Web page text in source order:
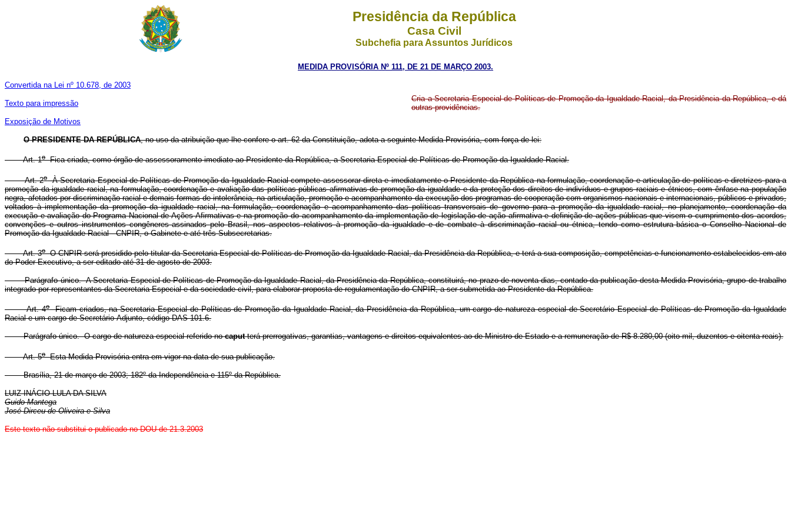
Presidência da República
Casa Civil
Subchefia para Assuntos Jurídicos
MEDIDA PROVISÓRIA Nº 111, DE 21 DE MARÇO 2003.
Convertida na Lei nº 10.678, de 2003
Texto para impressão
Exposição de Motivos
Cria a Secretaria Especial de Políticas de Promoção da Igualdade Racial, da Presidência da República, e dá
outras providências.
O PRESIDENTE DA REPÚBLICA, no uso da atribuição que lhe confere o art. 62 da Constituição, adota a seguinte Medida Provisória, com força de lei:
Art. 1oFica criada, como órgão de assessoramento imediato ao Presidente da República, a Secretaria Especial de Políticas de Promoção da Igualdade Racial.
Art. 2oÀ Secretaria Especial de Políticas de Promoção da Igualdade Racial compete assessorar direta e imediatamente o Presidente da República na formulação, coordenação e articulação de políticas e diretrizes para a
promoção da igualdade racial, na formulação, coordenação e avaliação das políticas públicas afirmativas de promoção da igualdade e da proteção dos direitos de indivíduos e grupos raciais e étnicos, com ênfase na população
negra, afetados por discriminação racial e demais formas de intolerância, na articulação, promoção e acompanhamento da execução dos programas de cooperação com organismos nacionais e internacionais, públicos e privados,
voltados à implementação da promoção da igualdade racial, na formulação, coordenação e acompanhamento das políticas transversais de governo para a promoção da igualdade racial, no planejamento, coordenação da
execução e avaliação do Programa Nacional de Ações Afirmativas e na promoção do acompanhamento da implementação de legislação de ação afirmativa e definição de ações públicas que visem o cumprimento dos acordos,
convenções e outros instrumentos congêneres assinados pelo Brasil, nos aspectos relativos à promoção da igualdade e de combate à discriminação racial ou étnica, tendo como estrutura básica o Conselho Nacional de
Promoção da Igualdade Racial - CNPIR, o Gabinete e até três Subsecretarias.
Art. 3oO CNPIR será presidido pelo titular da Secretaria Especial de Políticas de Promoção da Igualdade Racial, da Presidência da República, e terá a sua composição, competências e funcionamento estabelecidos em ato
do Poder Executivo, a ser editado até 31 de agosto de 2003.
Parágrafo único. A Secretaria Especial de Políticas de Promoção da Igualdade Racial, da Presidência da República, constituirá, no prazo de noventa dias, contado da publicação desta Medida Provisória, grupo de trabalho
integrado por representantes da Secretaria Especial e da sociedade civil, para elaborar proposta de regulamentação do CNPIR, a ser submetida ao Presidente da República.
Art. 4oFicam criados, na Secretaria Especial de Políticas de Promoção da Igualdade Racial, da Presidência da República, um cargo de natureza especial de Secretário Especial de Políticas de Promoção da Igualdade
Racial e um cargo de Secretário-Adjunto, código DAS 101.6.
Parágrafo único. O cargo de natureza especial referido nocaputterá prerrogativas, garantias, vantagens e direitos equivalentes ao de Ministro de Estado e a remuneração de R$ 8.280,00 (oito mil, duzentos e oitenta reais).
Art. 5oEsta Medida Provisória entra em vigor na data de sua publicação.
Brasília, 21 de março de 2003; 182º da Independência e 115º da República.
LUIZ INÁCIO LULA DA SILVA
Guido Mantega
José Dirceu de Oliveira e Silva
Este texto não substitui o publicado no DOU de 21.3.2003